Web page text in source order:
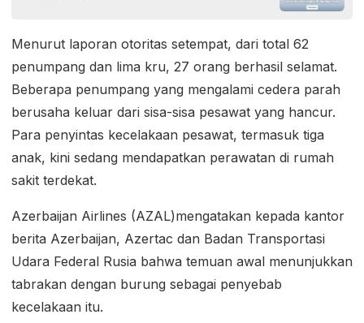
Menurut laporan otoritas setempat, dari total 62
penumpang dan lima kru, 27 orang berhasil selamat.
Beberapa penumpang yang mengalami cedera parah
berusaha keluar dari sisa-sisa pesawat yang hancur.
Para penyintas kecelakaan pesawat, termasuk tiga
anak, kini sedang mendapatkan perawatan di rumah
sakit terdekat.
Azerbaijan Airlines (AZAL)mengatakan kepada kantor
berita Azerbaijan, Azertac dan Badan Transportasi
Udara Federal Rusia bahwa temuan awal menunjukkan
tabrakan dengan burung sebagai penyebab
kecelakaan itu.